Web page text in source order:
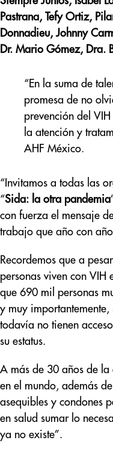
Pastrana, Tefy Ortiz,
Donnadieu, Johnny
Dr. Mario Gómez, Dra.
“En la suma de
promesa de no
prevención del
la atención y
AHF México.
“Invitamos a todas las
“Sida: la otra pandemia
con fuerza el mensaje
trabajo que año con
Recordemos que a
personas viven con VIH
que 690 mil personas
y muy
todavía no tienen
su estatus.
A más de 30 años de la
en el mundo, además
asequibles y condones
en salud sumar lo
ya no existe”.